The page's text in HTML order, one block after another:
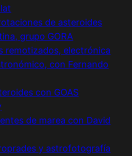
de asteroides
grupo GORA
remotizados, electrónica
con Fernando
con GOAS
de marea con David
y astrofotografía